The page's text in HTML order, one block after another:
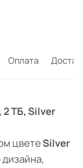
Оплата
2 ТБ, Silver
цветеSilver